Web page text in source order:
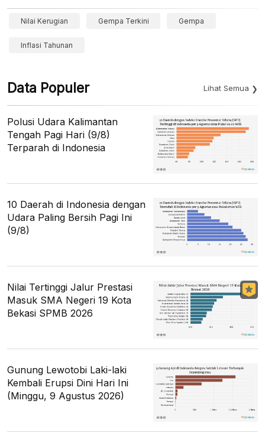
Nilai Kerugian Gempa Terkini Gempa
Inflasi Tahunan
Data Populer Lihat Semua
Polusi Udara Kalimantan
Tengah Pagi Hari (9/8)
Terparah di Indonesia
10 Daerah di Indonesia dengan
Udara Paling Bersih Pagi Ini
(9/8)
Nilai Tertinggi Jalur Prestasi
Masuk SMA Negeri 19 Kota
Bekasi SPMB 2026
Gunung Lewotobi Laki-laki
Kembali Erupsi Dini Hari Ini
(Minggu, 9 Agustus 2026)